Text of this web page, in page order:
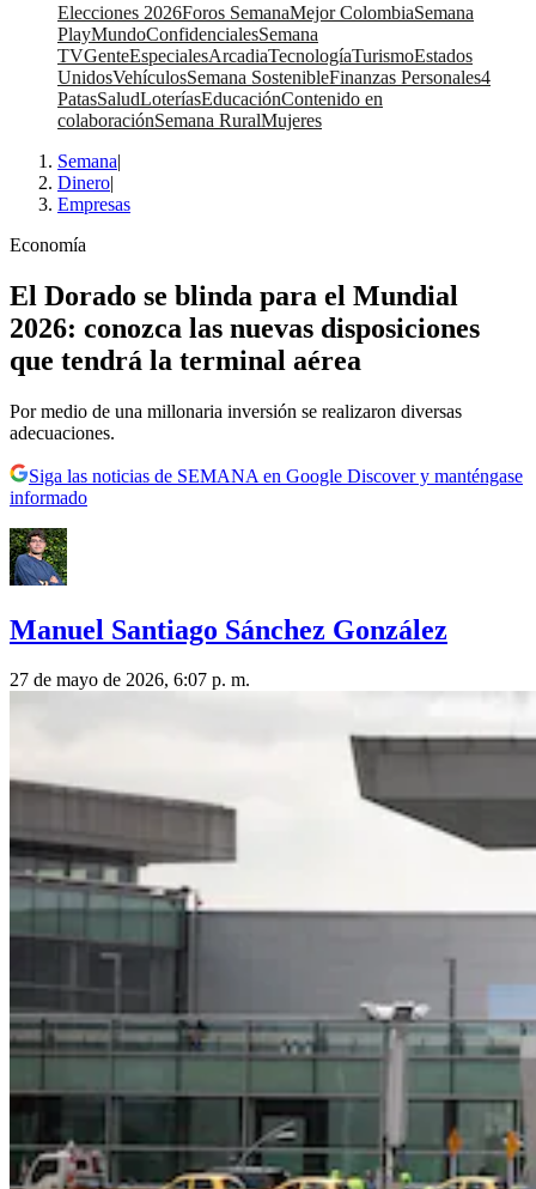
Elecciones 2026Foros SemanaMejor ColombiaSemana
PlayMundoConfidencialesSemana
TVGenteEspecialesArcadiaTecnologíaTurismoEstados
UnidosVehículosSemana SostenibleFinanzas Personales4
PatasSaludLoteríasEducaciónContenido en
colaboraciónSemana RuralMujeres
Semana|
Dinero|
Empresas
Economía
El Dorado se blinda para el Mundial
2026: conozca las nuevas disposiciones
que tendrá la terminal aérea
Por medio de una millonaria inversión se realizaron diversas
adecuaciones.
Siga las noticias de SEMANA en Google Discover y manténgase
informado
Manuel Santiago Sánchez González
27 de mayo de 2026, 6:07 p. m.